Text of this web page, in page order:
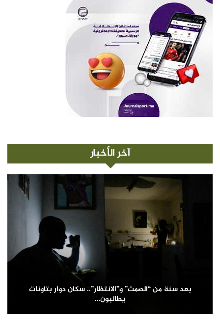
آخر الأخبار
بعد سنة من “الصمت” و”الانتظار”.. سكان دوار بتاونات
يطالبون…